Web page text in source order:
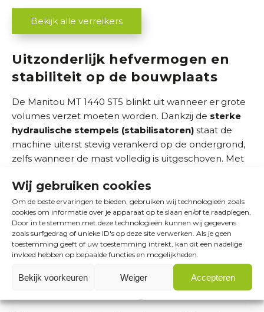
Wij gebruiken cookies
Om de beste ervaringen te bieden, gebruiken wij technologieën zoals
cookies om informatie over je apparaat op te slaan en/of te raadplegen.
Door in te stemmen met deze technologieën kunnen wij gegevens
zoals surfgedrag of unieke ID's op deze site verwerken. Als je geen
toestemming geeft of uw toestemming intrekt, kan dit een nadelige
invloed hebben op bepaalde functies en mogelijkheden.
Accepteren
Weiger
Bekijk voorkeuren
Bekijk alle verreikers
Uitzonderlijk hefvermogen en
stabiliteit op de bouwplaats
De Manitou MT 1440 ST5 blinkt uit wanneer er grote
volumes verzet moeten worden. Dankzij de sterke
hydraulische stempels (stabilisatoren) staat de
machine uiterst stevig verankerd op de ondergrond,
zelfs wanneer de mast volledig is uitgeschoven. Met
tilt u moeiteloos zware lasten naar grote hoogte
Dit maakt de verreiker de ideale keuze voor het
bevoorraden van verdiepingsvloeren en het efficiënt
inrichten van uw logistieke stromen op het
werkterrein.
Groot bereik voor flexibele